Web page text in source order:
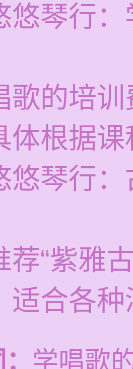
悠琴行
歌的培
体根据
悠琴行
荐“紫雅
适合各
学唱歌